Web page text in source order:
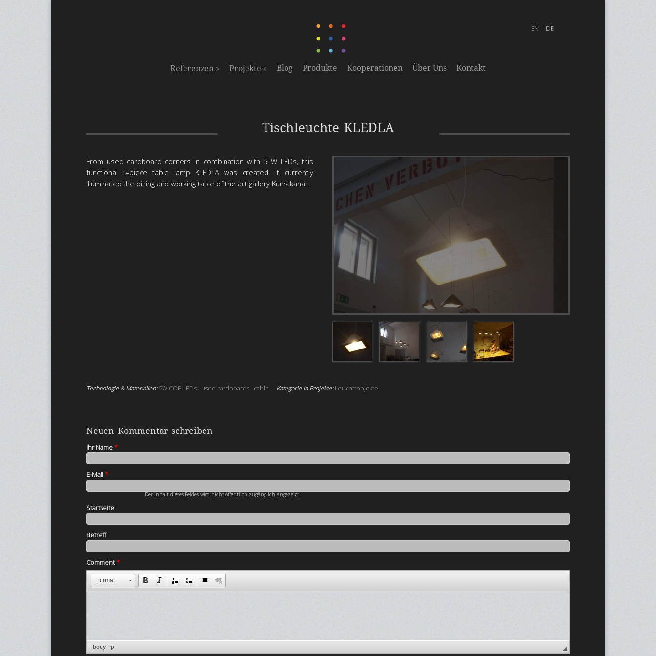
Referenzen » Projekte » Blog Produkte Kooperationen Über Uns Kontakt
Tischleuchte KLEDLA
From used cardboard corners in combination with 5 W LEDs, this
functional 5-piece table lamp KLEDLA was created. It currently
illuminated the dining and working table of the art gallery Kunstkanal .
Technologie & Materialien:5W COB LEDs used cardboards cable Kategorie in Projekte:Leuchttobjekte
Neuen Kommentar schreiben
Ihr Name*
E-Mail*
Der Inhalt dieses Feldes wird nicht öffentlich zugänglich angezeigt.
Startseite
Betreff
Comment*
Format
body p